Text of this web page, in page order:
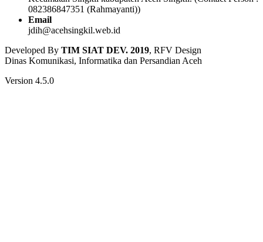
082386847351 (Rahmayanti))
Email
jdih@acehsingkil.web.id
Developed By TIM SIAT DEV. 2019, RFV Design
Dinas Komunikasi, Informatika dan Persandian Aceh
Version 4.5.0